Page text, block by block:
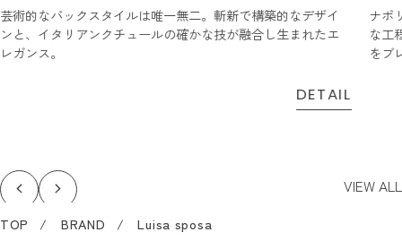
芸術的なバックスタイルは唯一無二。斬新で構築的なデザイ
ンと、イタリアンクチュールの確かな技が融合し生まれたエ
レガンス。
DETAIL
ナポ
な工
をブ
VIEW ALL
TOP BRAND Luisa sposa